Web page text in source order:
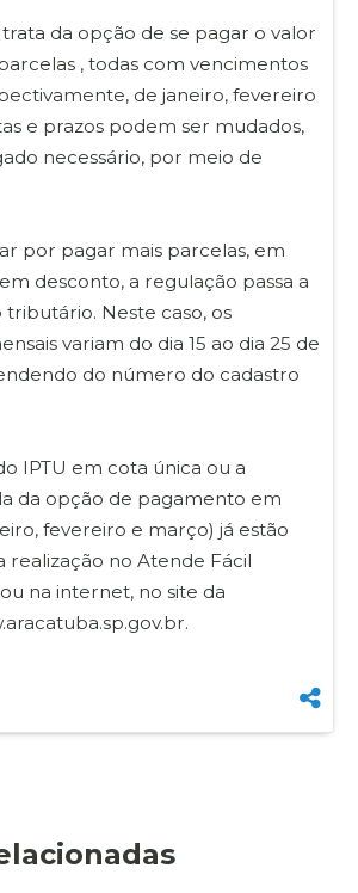
da opção de se pagar o valor
, todas com vencimentos
de janeiro, fevereiro
e prazos podem ser mudados,
necessário, por meio de
por pagar mais parcelas, em
desconto, a regulação passa a
Neste caso, os
variam do dia 15 ao dia 25 de
do número do cadastro
IPTU em cota única ou a
da opção de pagamento em
fevereiro e março) já estão
realização no Atende Fácil
na internet, no site da